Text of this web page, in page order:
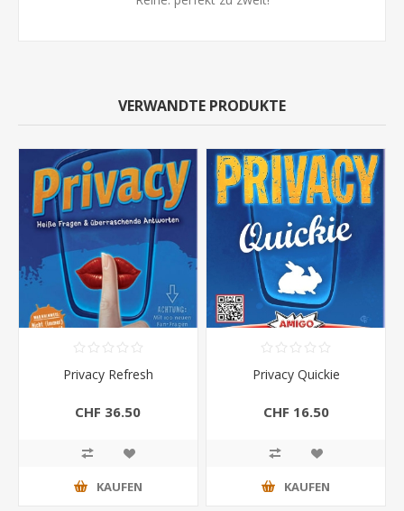
VERWANDTE PRODUKTE
Privacy Refresh
CHF 36.50
KAUFEN
Privacy Quickie
CHF 16.50
KAUFEN